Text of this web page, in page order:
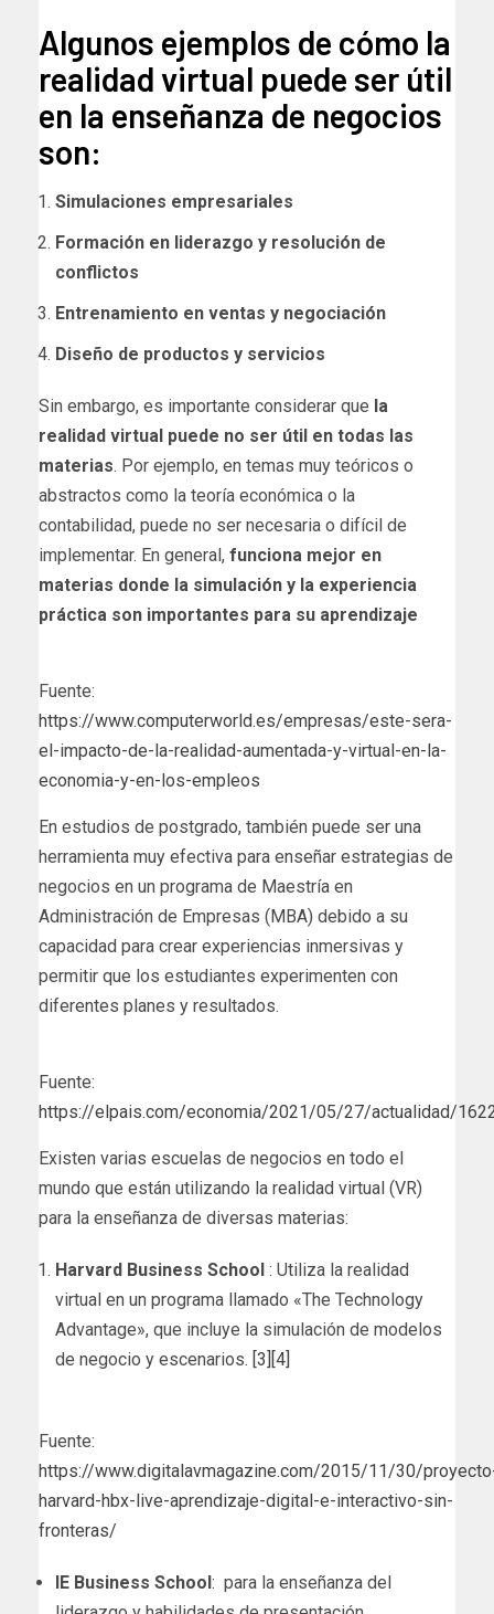
Algunos ejemplos de cómo la
realidad virtual puede ser útil
en la enseñanza de negocios
son:
Simulaciones empresariales
Formación en liderazgo y resolución de
conflictos
Entrenamiento en ventas y negociación
Diseño de productos y servicios
Sin embargo, es importante considerar que la
realidad virtual puede no ser útil en todas las
materias. Por ejemplo, en temas muy teóricos o
abstractos como la teoría económica o la
contabilidad, puede no ser necesaria o difícil de
implementar. En general, funciona mejor en
materias donde la simulación y la experiencia
práctica son importantes para su aprendizaje
Fuente:
https://www.computerworld.es/empresas/este-sera-
el-impacto-de-la-realidad-aumentada-y-virtual-en-la-
economia-y-en-los-empleos
En estudios de postgrado, también puede ser una
herramienta muy efectiva para enseñar estrategias de
negocios en un programa de Maestría en
Administración de Empresas (MBA) debido a su
capacidad para crear experiencias inmersivas y
permitir que los estudiantes experimenten con
diferentes planes y resultados.
Fuente:
https://elpais.com/economia/2021/05/27/actualidad/
Existen varias escuelas de negocios en todo el
mundo que están utilizando la realidad virtual (VR)
para la enseñanza de diversas materias:
Harvard Business School : Utiliza la realidad
virtual en un programa llamado «The Technology
Advantage», que incluye la simulación de modelos
de negocio y escenarios. [3] [4]
Fuente:
https://www.digitalavmagazine.com/2015/11/30/
harvard-hbx-live-aprendizaje-digital-e-interactivo-sin-
fronteras/
IE Business School : para la enseñanza del